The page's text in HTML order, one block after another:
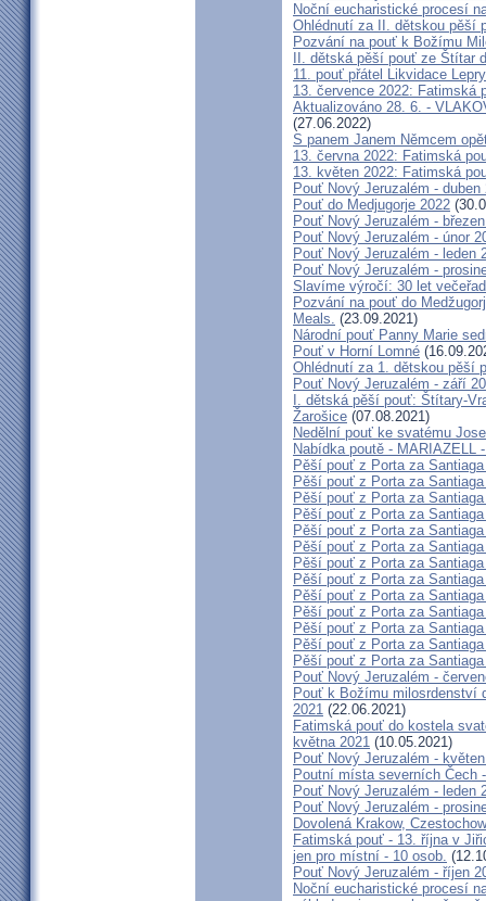
Noční eucharistické procesí
Ohlédnutí za II. dětskou pěší
Pozvání na pouť k Božímu
II. dětská pěší pouť ze Štítar
11. pouť přátel Likvidace Lepry
13. července 2022: Fatimská
Aktualizováno 28. 6. -
(27.06.2022)
S panem Janem Němcem
13. června 2022: Fatimská
13. květen 2022: Fatimská
Pouť Nový Jeruzalém - duben
Pouť do Medjugorje 2022
Pouť Nový Jeruzalém -
Pouť Nový Jeruzalém - únor
Pouť Nový Jeruzalém - leden
Pouť Nový Jeruzalém -
Slavíme výročí: 30 let
Pozvání na pouť do
Meals. (23.09.2021)
Národní pouť Panny Marie
Pouť v Horní Lomné
Ohlédnutí za 1. dětskou pěší
Pouť Nový Jeruzalém - září
I. dětská pěší pouť: Štítary-
Žarošice (07.08.2021)
Nedělní pouť ke svatému
Nabídka poutě - MARIAZELL
Pěší pouť z Porta za
Pěší pouť z Porta za
Pěší pouť z Porta za
Pěší pouť z Porta za
Pěší pouť z Porta za
Pěší pouť z Porta za
Pěší pouť z Porta za
Pěší pouť z Porta za
Pěší pouť z Porta za
Pěší pouť z Porta za
Pěší pouť z Porta za
Pěší pouť z Porta za
Pěší pouť z Porta za
Pouť Nový Jeruzalém -
Pouť k Božímu milosrdenství
2021 (22.06.2021)
Fatimská pouť do kostela
května 2021 (10.05.2021)
Pouť Nový Jeruzalém -
Poutní místa severních Čech
Pouť Nový Jeruzalém - leden
Pouť Nový Jeruzalém -
Dovolená Krakow,
Fatimská pouť - 13. října v
jen pro místní - 10 osob.
Pouť Nový Jeruzalém - říjen
Noční eucharistické procesí